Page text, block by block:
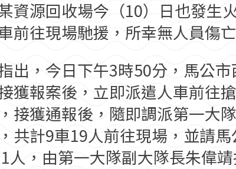
資源回收場今（10）日也發生
前往現場馳援，所幸無人員傷亡
出，今日下午3時50分，馬公
獲報案後，立即派遣人車前往
接獲通報後，隨即調派第一大
共計9車19人前往現場，並請
人，由第一大隊副大隊長朱偉靖